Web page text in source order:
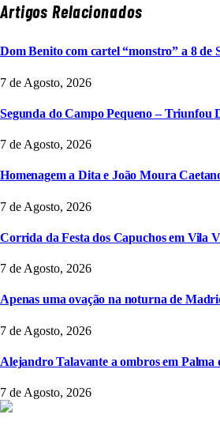
Artigos Relacionados
Dom Benito com cartel “monstro” a 8 de
7 de Agosto, 2026
Segunda do Campo Pequeno – Triunfou
7 de Agosto, 2026
Homenagem a Dita e João Moura
7 de Agosto, 2026
Corrida da Festa dos Capuchos em Vila
7 de Agosto, 2026
Apenas uma ovação na noturna de
7 de Agosto, 2026
Alejandro Talavante a ombros em Palma
7 de Agosto, 2026